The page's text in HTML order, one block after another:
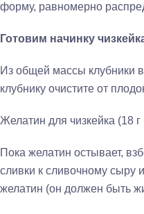
форму, равномерно
Готовим начинку
Из общей массы клубники
клубнику очистите от
Желатин для чизкейка (18
Пока желатин остывает,
сливки к сливочному сыру
желатин (он должен быть